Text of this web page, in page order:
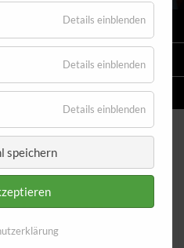
FÜR MOTORRÄDER
NACH MASS
lose 610
Details einblenden
Details einblenden
Details einblenden
speichern